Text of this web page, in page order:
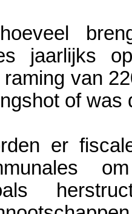
jaarlijks
van
of
er